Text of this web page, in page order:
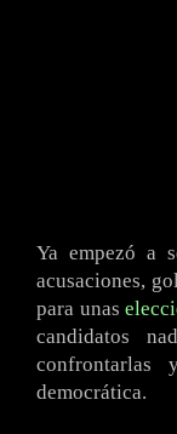
Ya empezó a
acusaciones,
para unas
candidatos
democrática.